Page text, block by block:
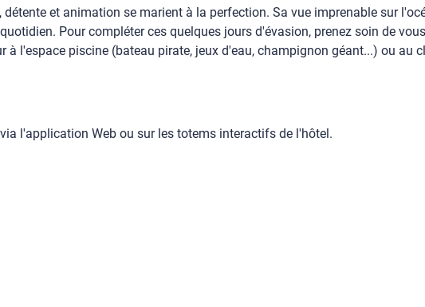
et animation se marient à la perfection. Sa vue imprenable sur
Pour compléter ces quelques jours d'évasion, prenez soin de
l'espace piscine (bateau pirate, jeux d'eau, champignon géant...) ou au
l'application Web ou sur les totems interactifs de l'hôtel.